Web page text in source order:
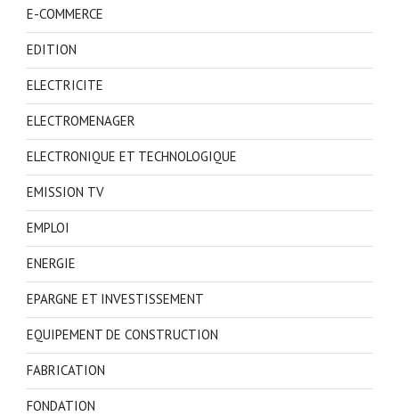
E-COMMERCE
EDITION
ELECTRICITE
ELECTROMENAGER
ELECTRONIQUE ET TECHNOLOGIQUE
EMISSION TV
EMPLOI
ENERGIE
EPARGNE ET INVESTISSEMENT
EQUIPEMENT DE CONSTRUCTION
FABRICATION
FONDATION